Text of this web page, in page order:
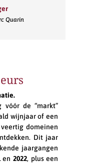
Quarin
de “markt”
wijnjaar of een
domeinen
Dit jaar
jaargangen
en2022, plus een